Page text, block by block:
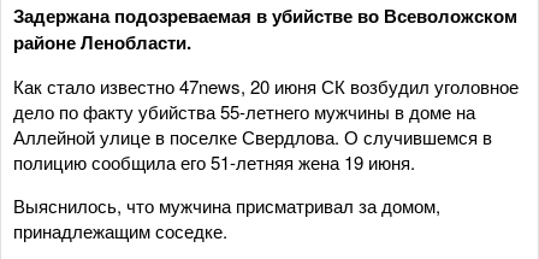
Задержана подозреваемая в убийстве во Всеволожском
районе Ленобласти.
Как стало известно 47news, 20 июня СК возбудил уголовное
дело по факту убийства 55-летнего мужчины в доме на
Аллейной улице в поселке Свердлова. О случившемся в
полицию сообщила его 51-летняя жена 19 июня.
Выяснилось, что мужчина присматривал за домом,
принадлежащим соседке.